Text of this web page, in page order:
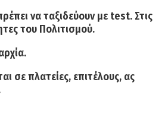
να ταξιδεύουν με test. Στις
του Πολιτισμού.
σε πλατείες, επιτέλους, ας